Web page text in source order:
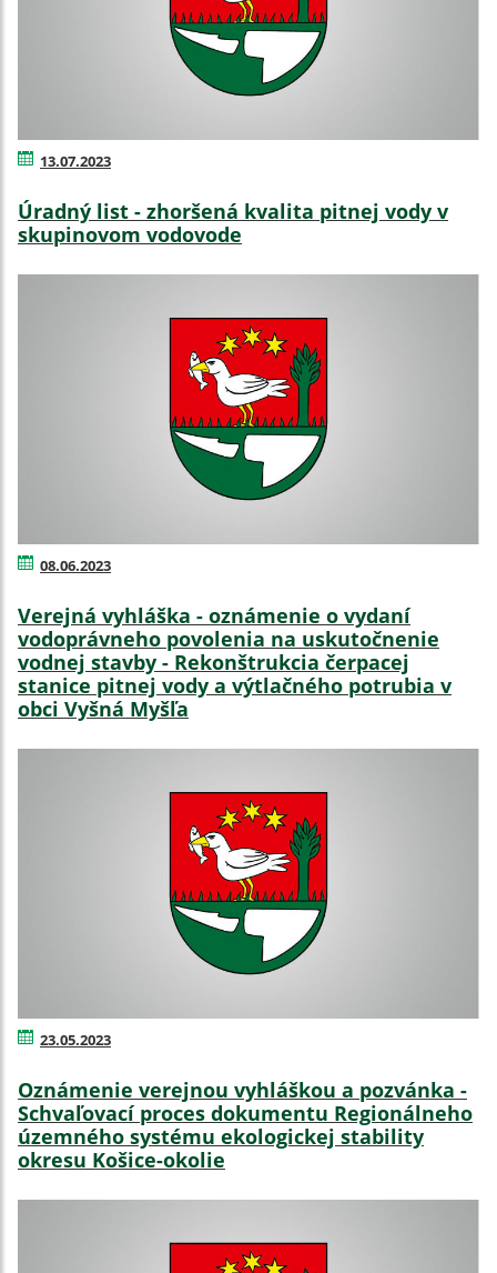
13.07.2023
Úradný list - zhoršená kvalita pitnej vody v
skupinovom vodovode
08.06.2023
Verejná vyhláška - oznámenie o vydaní
vodoprávneho povolenia na uskutočnenie
vodnej stavby - Rekonštrukcia čerpacej
stanice pitnej vody a výtlačného potrubia v
obci Vyšná Myšľa
23.05.2023
Oznámenie verejnou vyhláškou a pozvánka -
Schvaľovací proces dokumentu Regionálneho
územného systému ekologickej stability
okresu Košice-okolie